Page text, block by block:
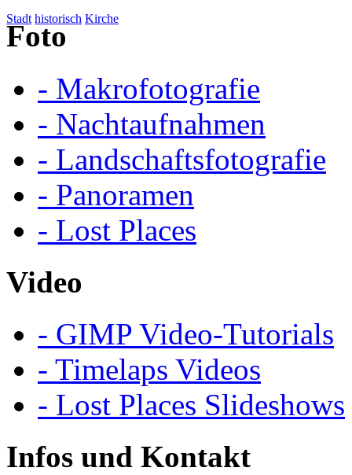
Stadt historisch Kirche
Foto
- Makrofotografie
- Nachtaufnahmen
- Landschaftsfotografie
- Panoramen
- Lost Places
Video
- GIMP Video-Tutorials
- Timelaps Videos
- Lost Places Slideshows
Infos und Kontakt